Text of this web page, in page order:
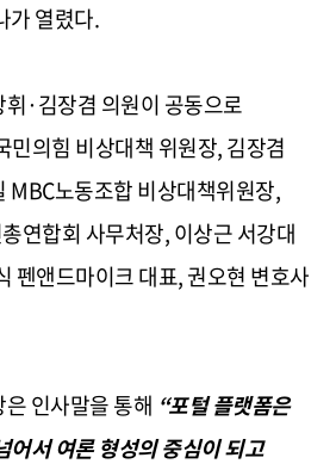
가 열렸다.
·김장겸 의원이 공동으로
민의힘 비상대책 위원장,김장겸
MBC노동조합 비상대책위원장,
연합회 사무처장,이상근 서강대
펜앤드마이크 대표,권오현 변호사
인사말을 통해 “포털 플랫폼은
어서 여론 형성의 중심이 되고